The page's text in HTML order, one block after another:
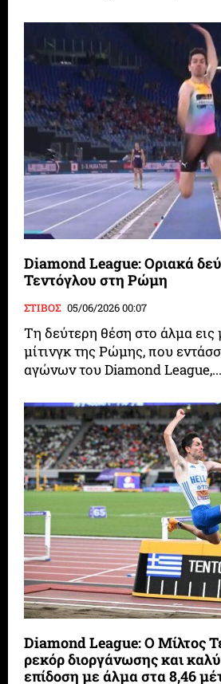
Diamond League: Οριακά
Τεντόγλου στη Ρώμη
ΣΤΙΒΟΣ 05/06/2026 00:07
Τη δεύτερη θέση στο άλμα εις
μίτινγκ της Ρώμης, που
αγώνων του Diamond League,...
Diamond League: Ο Μίλτος
ρεκόρ διοργάνωσης και
επίδοση με άλμα στα 8,46